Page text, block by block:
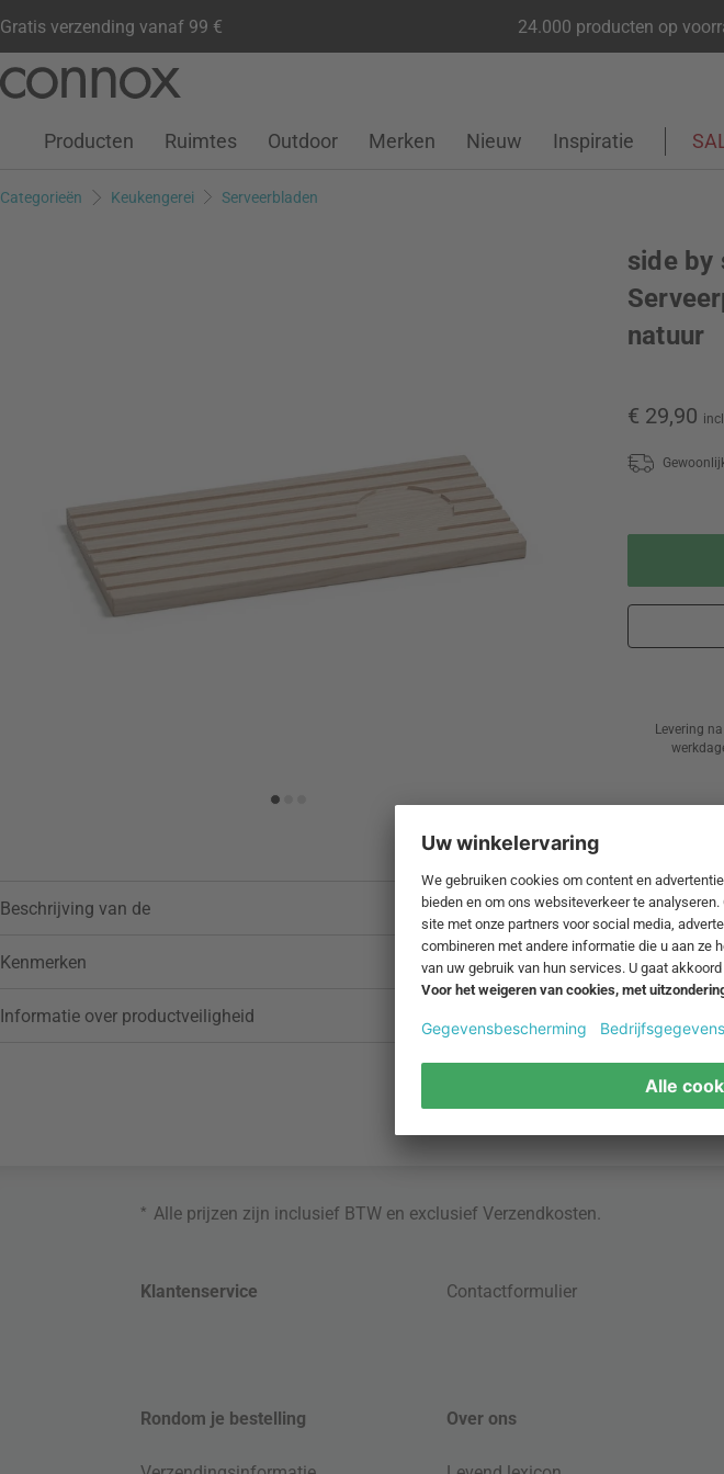
Gratis verzending vanaf 99 € 24.000 producten op
pagina-
zoeken
Klantenaccount
Verlanglijstje
Warenkorb
Producten Ruimtes Outdoor Merken Nieuw Inspiratie
Categorieën Keukengerei Serveerbladen
side by
natuur
€ 29,90
aan verlanglijstje
Levering
Beschrijving van de
Kenmerken
Informatie over productveiligheid
* Alle prijzen zijn inclusief BTW en exclusiefVerzendkosten.
Klantenservice Contactformulier
Rondom je bestelling Over ons